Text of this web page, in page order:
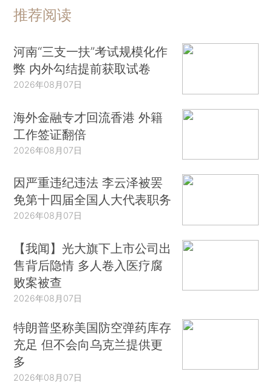
推荐阅读
河南“三支一扶”考试规模化作
弊 内外勾结提前获取试卷
2026年08月07日
海外金融专才回流香港 外籍
工作签证翻倍
2026年08月07日
因严重违纪违法 李云泽被罢
免第十四届全国人大代表职务
2026年08月07日
【我闻】光大旗下上市公司出
售背后隐情 多人卷入医疗腐
败案被查
2026年08月07日
特朗普坚称美国防空弹药库存
充足 但不会向乌克兰提供更
多
2026年08月07日